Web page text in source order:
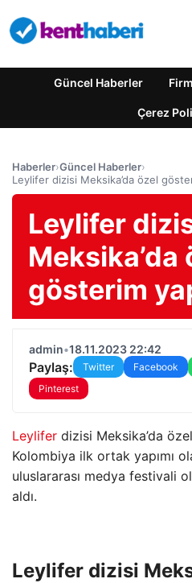
Güncel Haberler
Çerez
Haberler›Güncel Haberler›
Leylifer dizisi Meksika’da özel
Leylifer
Meksika’da
gösterim
admin•18.11.2023 22:42
Paylaş: Twitter Facebook
Pinterest
Leylifer dizisi Meksika’da
Kolombiya ilk ortak yapımı
uluslararası medya festivali
aldı.
Leylifer dizisi